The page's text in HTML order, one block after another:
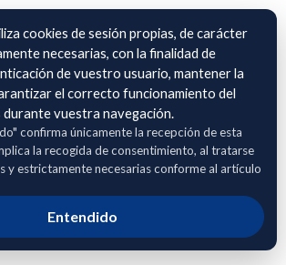
cookies de sesión propias, de carácter
necesarias, con la finalidad de
de vuestro usuario, mantener la
el correcto funcionamiento del
durante vuestra navegación.
confirma únicamente la recepción de esta
la recogida de consentimiento, al tratarse
y estrictamente necesarias conforme al artículo
Entendido